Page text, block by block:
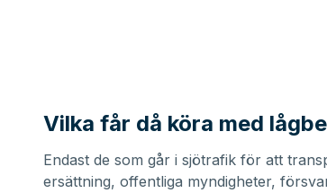
Vilka får då köra med
Endast de som går i sjötrafik för att
ersättning, offentliga myndigheter,